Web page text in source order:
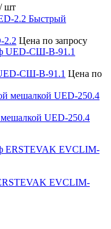
/ шт
Быстрый
2.2 Цена по запросу
СШ-В-91.1 Цена по
мешалкой UED-250.4
EVCLIM-